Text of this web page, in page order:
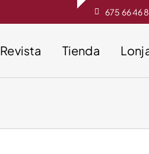
675 66 46
Revista Tienda